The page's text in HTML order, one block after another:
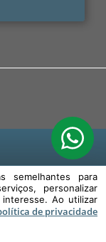
para melhorar a
publicidade e
semelhantes para
personalizar
Ao utilizar
de privacidade